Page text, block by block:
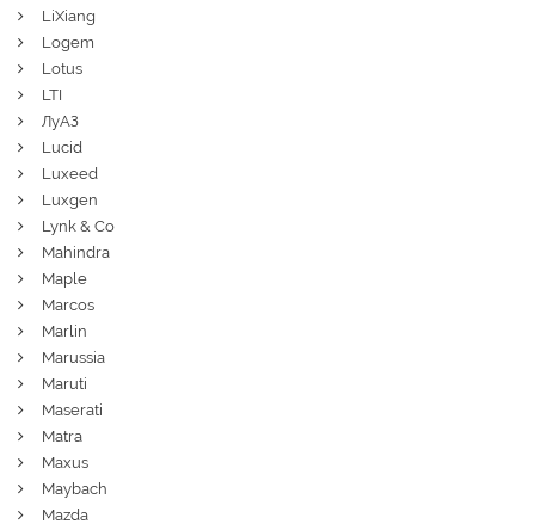
LiXiang
Logem
Lotus
LTI
ЛуАЗ
Lucid
Luxeed
Luxgen
Lynk & Co
Mahindra
Maple
Marcos
Marlin
Marussia
Maruti
Maserati
Matra
Maxus
Maybach
Mazda